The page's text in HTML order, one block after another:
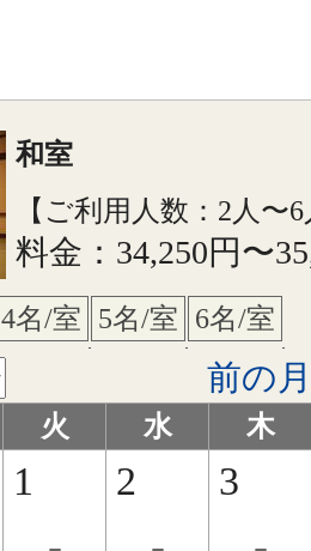
和室
【ご利用人数：2人〜
料金：34,250円〜
4名/室 5名/室 6名/室
前の
火 水 木
1 2 3